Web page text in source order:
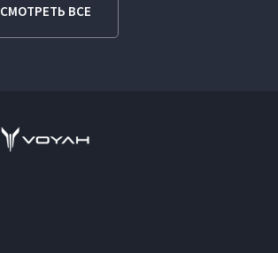
СМОТРЕТЬ ВСЕ